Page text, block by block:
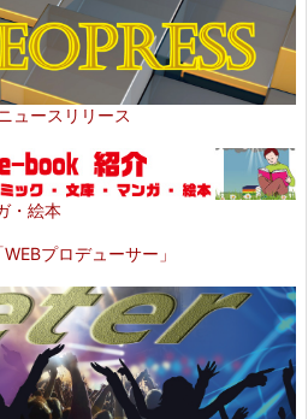
ュースリリース
・絵本
プロデューサー」